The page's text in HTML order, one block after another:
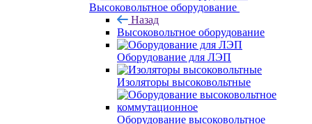
Высоковольтное оборудование
Назад
Высоковольтное оборудование
Оборудование для ЛЭП
Изоляторы высоковольтные
Оборудование высоковольтное